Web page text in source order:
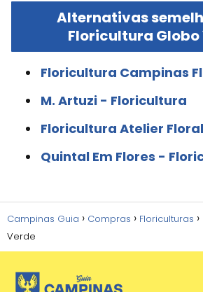
Alternativas
Floricultura Globo
Floricultura Campinas
M. Artuzi - Floricultura
Floricultura Atelier
Quintal Em Flores -
Campinas Guia Compras Floriculturas
Verde